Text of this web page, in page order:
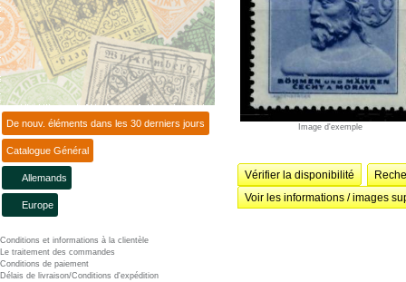
De nouv. éléments dans les 30 derniers jours
Catalogue Général
Allemands
Europe
Conditions et informations à la clientèle
Le traitement des commandes
Conditions de paiement
Délais de livraison/Conditions d'expédition
Image d'exemple
Vérifier la disponibilité
Voir les informations / images